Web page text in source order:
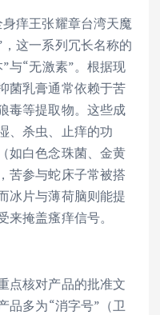
痒王张耀章台湾天魔
这一系列冗长名称的
与“无激素”。根据现
菌乳膏通常依赖于苦
毒等提取物。这些成
、杀虫、止痒的功
如白色念珠菌、金黄
苦参与蛇床子常被搭
冰片与薄荷脑则能提
掩盖瘙痒信号。
点核对产品的批准文
品多为“消字号”（卫